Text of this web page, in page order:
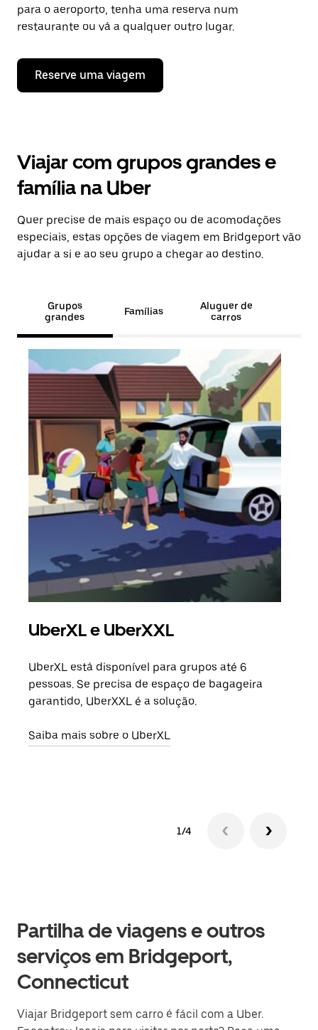
para o aeroporto, tenha uma reserva num
restaurante ou vá a qualquer outro lugar.
Reserve uma viagem
Viajar com grupos grandes e
família na Uber
Quer precise de mais espaço ou de acomodações
especiais, estas opções de viagem em Bridgeport vão
ajudar a si e ao seu grupo a chegar ao destino.
Grupos
grandes
Famílias
Aluguer de
carros
UberXL e UberXXL
UberXL está disponível para grupos até 6
pessoas. Se precisa de espaço de bagageira
garantido, UberXXL é a solução.
Saiba mais sobre o UberXL
1/4
Partilha de viagens e outros
serviços em Bridgeport,
Connecticut
Viajar Bridgeport sem carro é fácil com a Uber.